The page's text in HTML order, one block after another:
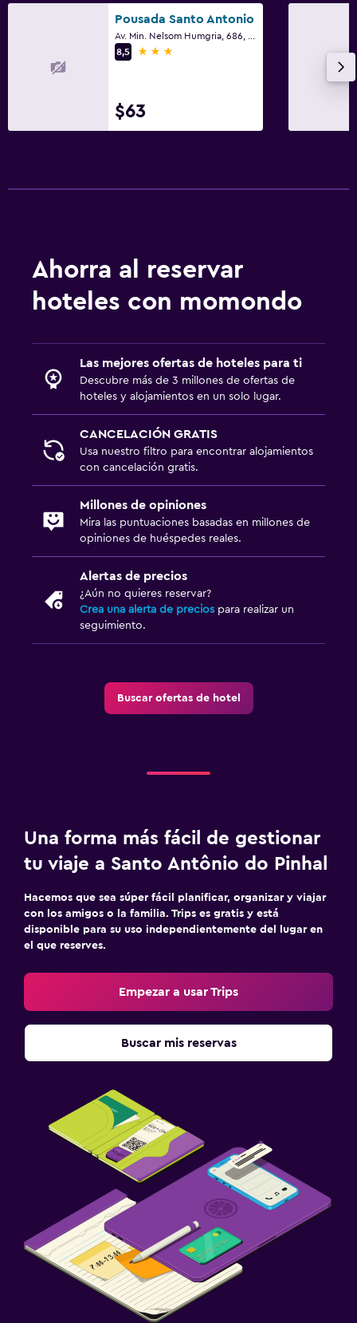
Pousada Santo Antonio
8,5
3 estrellas
$63
Ahorra al reservar
hoteles con momondo
Las mejores ofertas de hoteles para ti
Descubre más de 3 millones de ofertas de
hoteles y alojamientos en un solo lugar.
CANCELACIÓN GRATIS
Usa nuestro filtro para encontrar alojamientos
con cancelación gratis.
Millones de opiniones
Mira las puntuaciones basadas en millones de
opiniones de huéspedes reales.
Alertas de precios
¿Aún no quieres reservar?
Crea una alerta de precios para realizar un
seguimiento.
Buscar ofertas de hotel
Una forma más fácil de gestionar
tu viaje a Santo Antônio do Pinhal
Hacemos que sea súper fácil planificar, organizar y viajar
con los amigos o la familia. Trips es gratis y está
disponible para su uso independientemente del lugar en
el que reserves.
Empezar a usar Trips
Buscar mis reservas